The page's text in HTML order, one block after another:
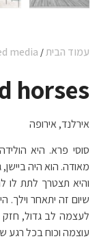
עמוד הבית/
media
horses
אירלנד, אירופה
סוסי פרא. היא
מאודה. הוא היה
והיא תצטרך לתת לו
שיום זה יתאחר וילך.
לעצמה לב גדול, חזק
עוצמה וכוח בכל רגע